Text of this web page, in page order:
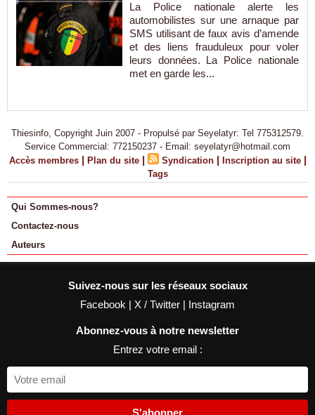
La Police nationale alerte les
automobilistes sur une arnaque par
SMS utilisant de faux avis d’amende
et des liens frauduleux pour voler
leurs données. La Police nationale
met en garde les...
Thiesinfo, Copyright Juin 2007 - Propulsé par Seyelatyr: Tel 775312579.
Service Commercial: 772150237 - Email: seyelatyr@hotmail.com
Accès membres | Plan du site | Syndication | Inscription au site |
Tags
Qui Sommes-nous?
Contactez-nous
Auteurs
Suivez-nous sur les réseaux sociaux
Facebook | X / Twitter | Instagram
Abonnez-vous à notre newsletter
Entrez votre email :
S'abonner